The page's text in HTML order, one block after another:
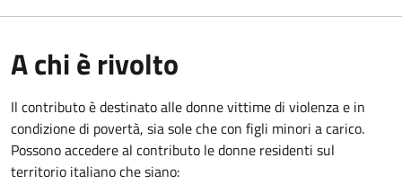
A chi è rivolto
Il contributo è destinato alle donne vittime di violenza e in
condizione di povertà, sia sole che con figli minori a carico.
Possono accedere al contributo le donne residenti sul
territorio italiano che siano: